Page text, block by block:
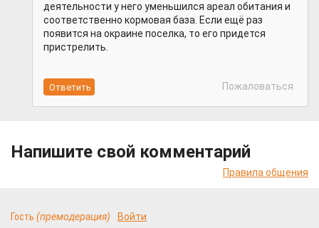
деятельности у него уменьшился ареал обитания и
соответственно кормовая база. Если ещё раз
появится на окраине поселка, то его придется
пристрелить.
Пожаловаться
Напишите свой комментарий
Правила общения
Гость (премодерация) Войти